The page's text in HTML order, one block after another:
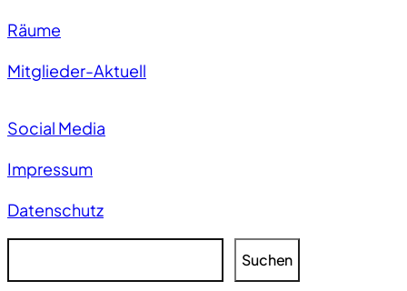
Räume
Mitglieder-Aktuell
Social Media
Impressum
Datenschutz
Suchen